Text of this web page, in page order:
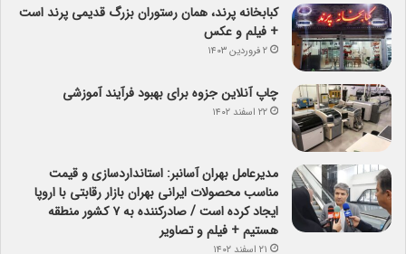
کبابخانه پرند، همان رستوران بزرگ قدیمی پرند است
+ فیلم و عکس
۲ فروردین ۱۴۰۳
چاپ آنلاین جزوه برای بهبود فرآیند آموزشی
۲۲ اسفند ۱۴۰۲
مدیرعامل بهران آسانبر: استانداردسازی و قیمت
مناسب محصولات ایرانی بهران بازار رقابتی با اروپا
ایجاد کرده است / صادرکننده به ۷ کشور منطقه
هستیم + فیلم و تصاویر
۲۱ اسفند ۱۴۰۲